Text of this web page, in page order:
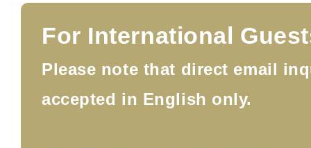
For International
Please note that direct email
accepted in English only.